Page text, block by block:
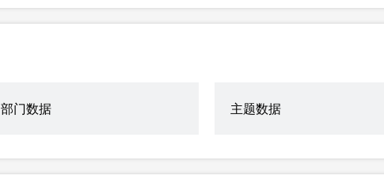
部门数据 主题数据